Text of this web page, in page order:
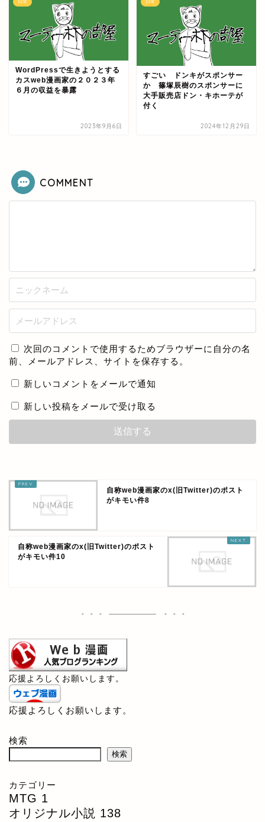
日常
WordPressで生きようとする
カスweb漫画家の２０２３年
６月の収益を暴露
2023年9月6日
日常
すごい ドンキがスポンサー
か 篠塚辰樹のスポンサーに
大手販売店ドン・キホーテが
付く
2024年12月29日
COMMENT
次回のコメントで使用するためブラウザーに自分の名
前、メールアドレス、サイトを保存する。
新しいコメントをメールで通知
新しい投稿をメールで受け取る
自称web漫画家のx(旧Twitter)のポスト
がキモい件8
自称web漫画家のx(旧Twitter)のポスト
がキモい件10
応援よろしくお願いします。
応援よろしくお願いします。
検索
検索
カテゴリー
MTG 1
オリジナル小説 138